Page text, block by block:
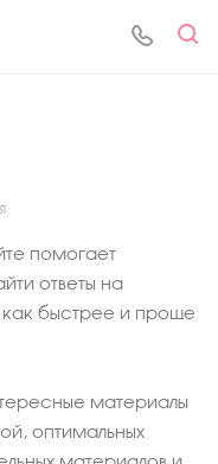
помогает
ответы на
как быстрее и проще
материалы
оптимальных